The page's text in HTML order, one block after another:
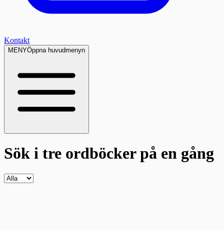
Kontakt
MENYÖppna huvudmenyn
Sök i tre ordböckerpå en gång